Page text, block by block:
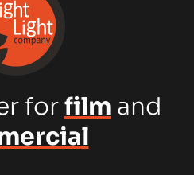
forfilm and